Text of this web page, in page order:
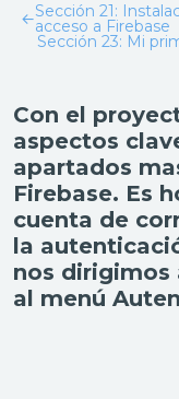
←Sección 21:
acceso a Firebase
Sección 23: Mi
Con el
aspectos
apartados
Firebase. Es
cuenta de
la
nos dirigimos
al menú